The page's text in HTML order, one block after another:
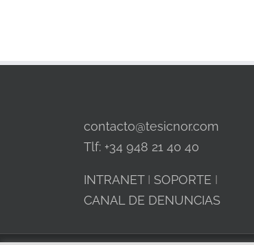
contacto@tesicnor.com
Tlf: +34 948 21 40 40
INTRANETI SOPORTE I
CANAL DE DENUNCIAS